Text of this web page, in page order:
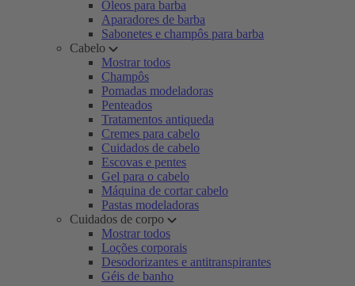
Óleos para barba
Aparadores de barba
Sabonetes e champôs para barba
Cabelo
Mostrar todos
Champôs
Pomadas modeladoras
Penteados
Tratamentos antiqueda
Cremes para cabelo
Cuidados de cabelo
Escovas e pentes
Gel para o cabelo
Máquina de cortar cabelo
Pastas modeladoras
Cuidados de corpo
Mostrar todos
Loções corporais
Desodorizantes e antitranspirantes
Géis de banho